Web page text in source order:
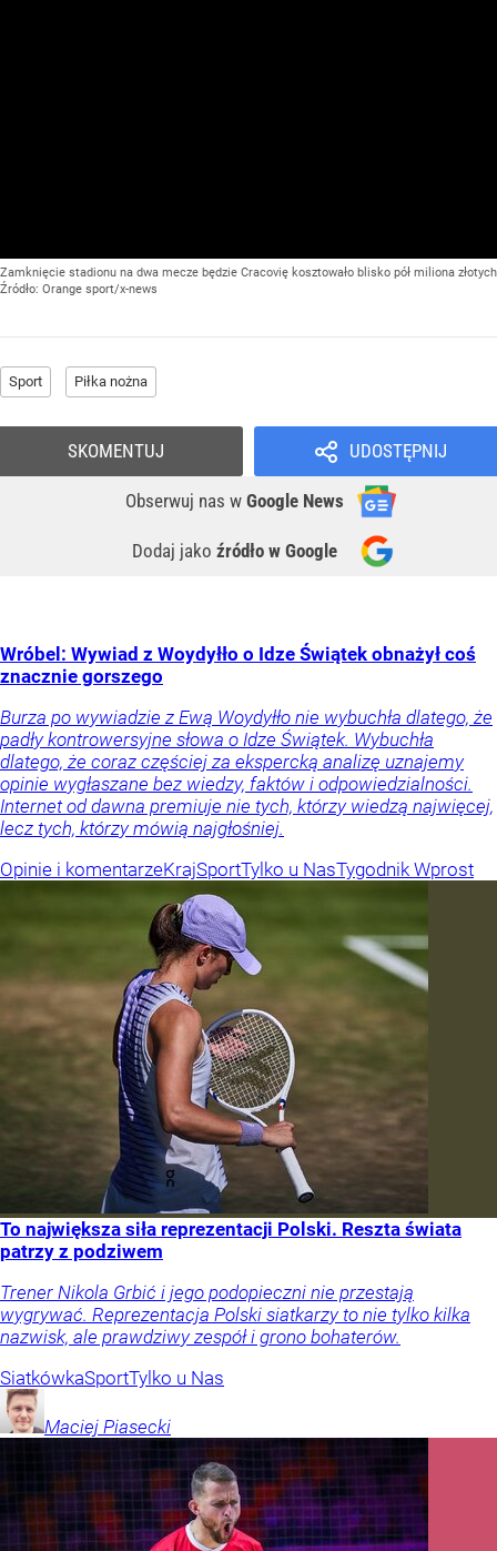
Zamknięcie stadionu na dwa mecze będzie Cracovię kosztowało blisko pół miliona złotych
Źródło: Orange sport/x-news
Sport Piłka nożna
UDOSTĘPNIJ
Obserwuj nas w Google News
Dodaj jako źródło w Google
SKOMENTUJ
Wróbel: Wywiad z Woydyłło o Idze Świątek obnażył coś
znacznie gorszego
Burza po wywiadzie z Ewą Woydyłło nie wybuchła dlatego, że
padły kontrowersyjne słowa o Idze Świątek. Wybuchła
dlatego, że coraz częściej za ekspercką analizę uznajemy
opinie wygłaszane bez wiedzy, faktów i odpowiedzialności.
Internet od dawna premiuje nie tych, którzy wiedzą najwięcej,
lecz tych, którzy mówią najgłośniej.
Opinie i komentarzeKrajSportTylko u NasTygodnik Wprost
To największa siła reprezentacji Polski. Reszta świata
patrzy z podziwem
Trener Nikola Grbić i jego podopieczni nie przestają
wygrywać. Reprezentacja Polski siatkarzy to nie tylko kilka
nazwisk, ale prawdziwy zespół i grono bohaterów.
SiatkówkaSportTylko u Nas
Maciej Piasecki